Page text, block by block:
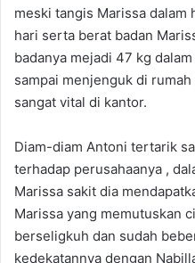
meski tangis Marissa dalam
hari serta berat badan
badanya mejadi 47 kg
sampai menjenguk di
sangat vital di kantor.
Diam-diam Antoni tertarik
terhadap perusahaanya ,
Marissa sakit dia
Marissa yang memutuskan
berseligkuh dan sudah
kedekatannya dengan